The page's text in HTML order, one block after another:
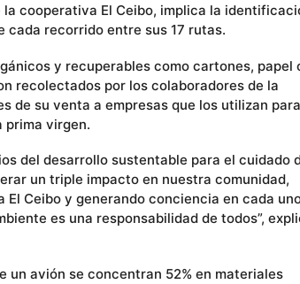
cooperativa El Ceibo, implica la
cada recorrido entre sus 17 rutas.
y recuperables como cartones, papel
recolectados por los colaboradores de la
de su venta a empresas que los utilizan para
virgen.
del desarrollo sustentable para el cuidado
un triple impacto en nuestra comunidad,
Ceibo y generando conciencia en cada
es una responsabilidad de todos”,
un avión se concentran 52% en materiales